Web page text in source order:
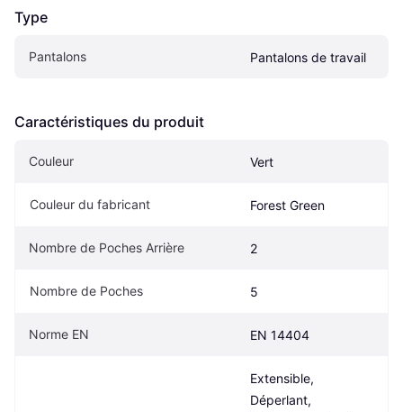
Type
Pantalons Pantalons de travail
Caractéristiques du produit
Couleur Vert
Couleur du fabricant Forest Green
Nombre de Poches Arrière 2
Nombre de Poches 5
Norme EN EN 14404
Extensible,
Déperlant,